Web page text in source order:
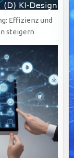
Effizienz und
steigern